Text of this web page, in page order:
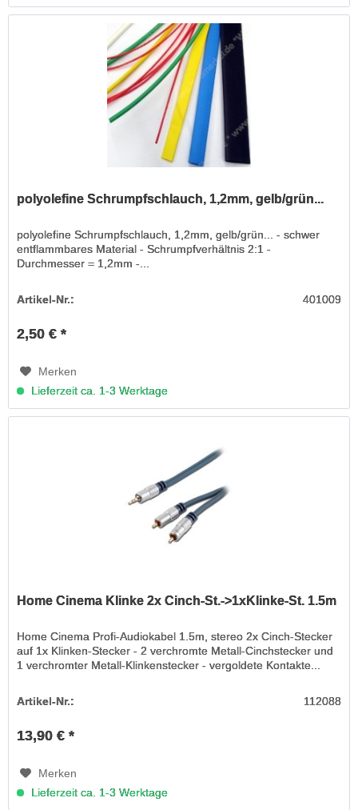
polyolefine Schrumpfschlauch, 1,2mm, gelb/grün...
polyolefine Schrumpfschlauch, 1,2mm, gelb/grün... - schwer
entflammbares Material - Schrumpfverhältnis 2:1 -
Durchmesser = 1,2mm -...
Artikel-Nr.: 401009
2,50 € *
Merken
Lieferzeit ca. 1-3 Werktage
Home Cinema Klinke 2x Cinch-St.->1xKlinke-St. 1.5m
Home Cinema Profi-Audiokabel 1.5m, stereo 2x Cinch-Stecker
auf 1x Klinken-Stecker - 2 verchromte Metall-Cinchstecker und
1 verchromter Metall-Klinkenstecker - vergoldete Kontakte...
Artikel-Nr.: 112088
13,90 € *
Merken
Lieferzeit ca. 1-3 Werktage